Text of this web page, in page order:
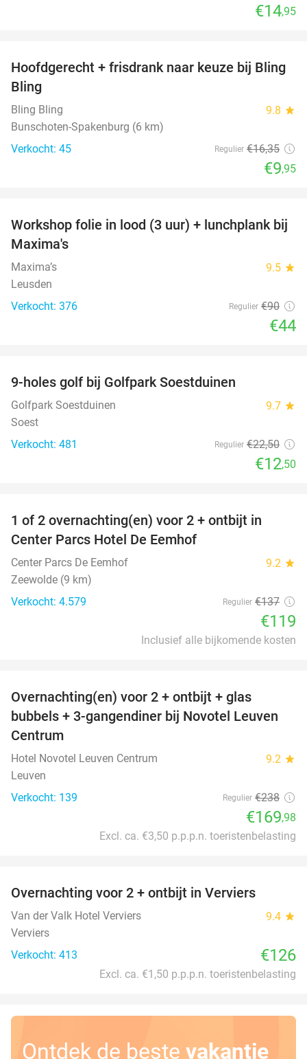
€14,95
39%
Hoofdgerecht + frisdrank naar keuze bij Bling
Bling
Bling Bling 9.8 star
Bunschoten-Spakenburg (6 km)
Verkocht: 45
Regulier €16,35
€9,95
51%
Workshop folie in lood (3 uur) + lunchplank bij
Maxima's
Maxima’s 9.5 star
Leusden
Verkocht: 376
Regulier €90
€44
9-holes golf bij Golfpark Soestduinen
Golfpark Soestduinen 9.7 star
Soest
Verkocht: 481
Regulier €22,50
€12,50
1 of 2 overnachting(en) voor 2 + ontbijt in
Center Parcs Hotel De Eemhof
Center Parcs De Eemhof 9.2 star
Zeewolde (9 km)
Verkocht: 4.579
Regulier €137
€119
Inclusief alle bijkomende kosten
Overnachting(en) voor 2 + ontbijt + glas
bubbels + 3-gangendiner bij Novotel Leuven
Centrum
Hotel Novotel Leuven Centrum 9.2 star
Leuven
Verkocht: 139
Regulier €238
€169,98
Excl. ca. €3,50 p.p.p.n. toeristenbelasting
Overnachting voor 2 + ontbijt in Verviers
Van der Valk Hotel Verviers 9.4 star
Verviers
Verkocht: 413
€126
Excl. ca. €1,50 p.p.p.n. toeristenbelasting
Ontdek de beste vakantie